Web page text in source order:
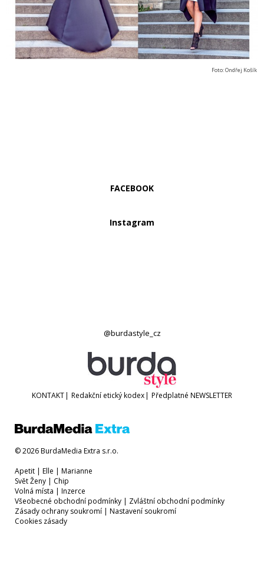
Foto: Ondřej Košík
FACEBOOK
Instagram
@burdastyle_cz
KONTAKT| Redakční etický kodex| Předplatné NEWSLETTER
© 2026 BurdaMedia Extra s.r.o.
Apetit
Elle
Marianne
Svět Ženy
Chip
Volná místa
Inzerce
Všeobecné obchodní podmínky
Zvláštní obchodní podmínky
Zásady ochrany soukromí
Nastavení soukromí
Cookies zásady